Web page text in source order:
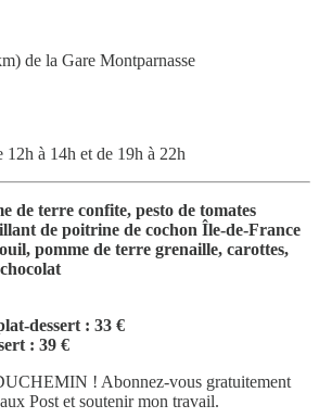
de la Gare Montparnasse
à 14h et de 19h à 22h
de terre confite, pesto de tomates
de poitrine de cochon Île-de-France
pomme de terre grenaille, carottes,
dessert : 33 €
: 39 €
! Abonnez-vous gratuitement
Post et soutenir mon travail.